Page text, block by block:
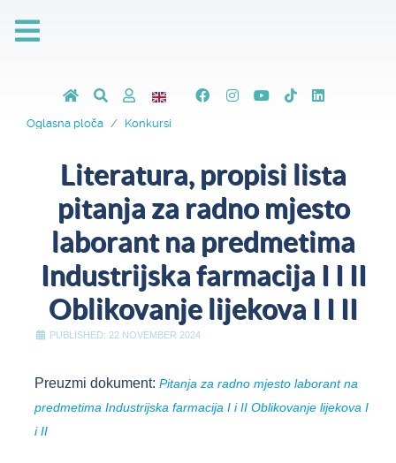
Oglasna ploča Konkursi
Literatura, propisi lista
pitanja za radno mjesto
laborant na predmetima
Industrijska farmacija I I II
Oblikovanje lijekova I I II
PUBLISHED: 22 NOVEMBER 2024
Preuzmi dokument: Pitanja za radno mjesto laborant na
predmetima Industrijska farmacija I i II Oblikovanje lijekova I
i II